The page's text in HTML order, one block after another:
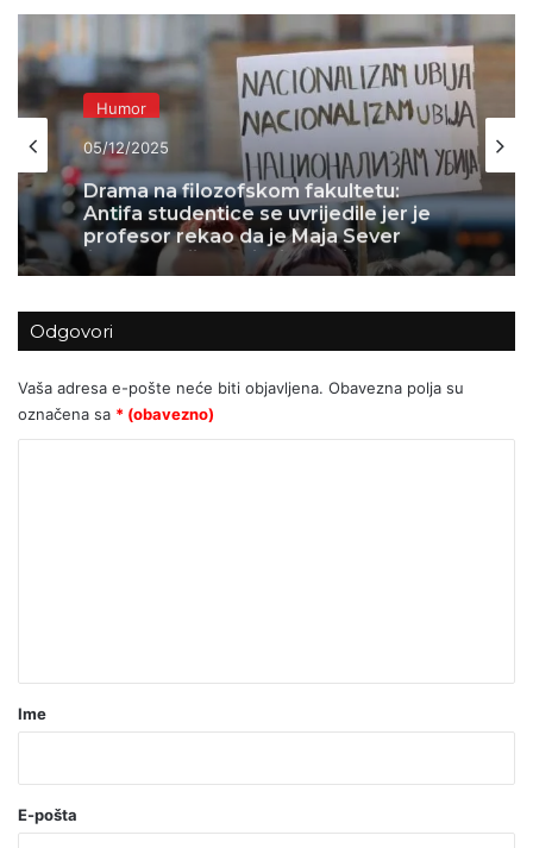
Humor
05/12/2025
Drama na filozofskom fakultetu:
Antifa studentice se uvrijedile jer je
profesor rekao da je Maja Sever
ljepša od njih – najavile novi marš
Odgovori
Vaša adresa e-pošte neće biti objavljena. Obavezna polja su
označena sa * (obavezno)
r
o
Ime
E-pošta